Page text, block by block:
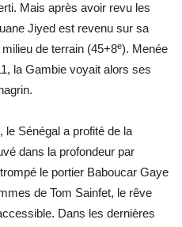
Mais après avoir revu les
Jiyed est revenu sur sa
de terrain (45+8e). Menée
la Gambie voyait alors ses
Sénégal a profité de la
dans la profondeur par
le portier Baboucar Gaye
de Tom Sainfet, le rêve
Dans les dernières